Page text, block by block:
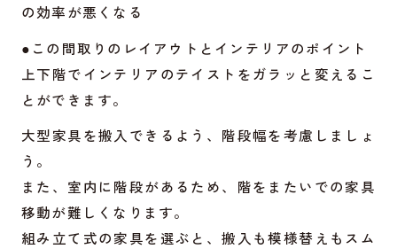
の効率が悪くなる
●この間取りのレイアウトとインテリアのポイント
上下階でインテリアのテイストをガラッと変えるこ
とができます。
大型家具を搬入できるよう、階段幅を考慮しましょ
う。
また、室内に階段があるため、階をまたいでの家具
移動が難しくなります。
組み立て式の家具を選ぶと、搬入も模様替えもスム